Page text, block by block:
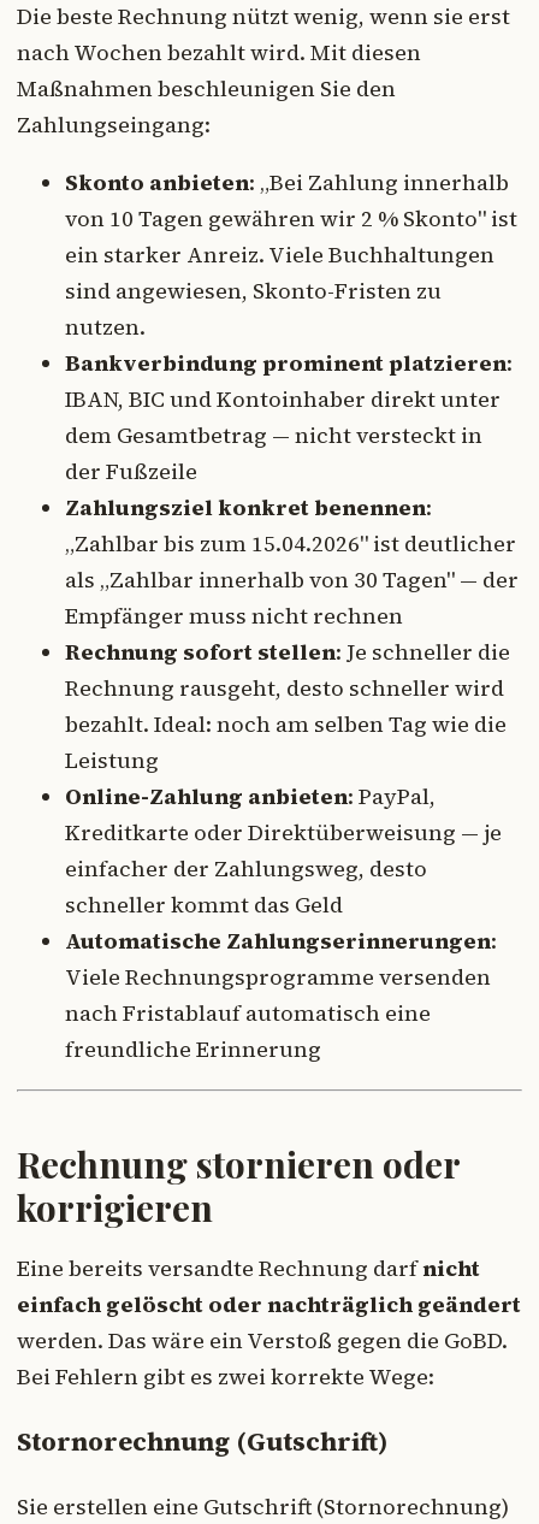
Die beste Rechnung nützt wenig, wenn sie erst
nach Wochen bezahlt wird. Mit diesen
Maßnahmen beschleunigen Sie den
Zahlungseingang:
Skonto anbieten: „Bei Zahlung innerhalb
von 10 Tagen gewähren wir 2 % Skonto" ist
ein starker Anreiz. Viele Buchhaltungen
sind angewiesen, Skonto-Fristen zu
nutzen.
Bankverbindung prominent platzieren:
IBAN, BIC und Kontoinhaber direkt unter
dem Gesamtbetrag — nicht versteckt in
der Fußzeile
Zahlungsziel konkret benennen:
„Zahlbar bis zum 15.04.2026" ist deutlicher
als „Zahlbar innerhalb von 30 Tagen" — der
Empfänger muss nicht rechnen
Rechnung sofort stellen: Je schneller die
Rechnung rausgeht, desto schneller wird
bezahlt. Ideal: noch am selben Tag wie die
Leistung
Online-Zahlung anbieten: PayPal,
Kreditkarte oder Direktüberweisung — je
einfacher der Zahlungsweg, desto
schneller kommt das Geld
Automatische Zahlungserinnerungen:
Viele Rechnungsprogramme versenden
nach Fristablauf automatisch eine
freundliche Erinnerung
Rechnung stornieren oder
korrigieren
Eine bereits versandte Rechnung darfnicht
einfach gelöscht oder nachträglich geändert
werden. Das wäre ein Verstoß gegen die GoBD.
Bei Fehlern gibt es zwei korrekte Wege:
Stornorechnung (Gutschrift)
Sie erstellen eine Gutschrift (Stornorechnung)